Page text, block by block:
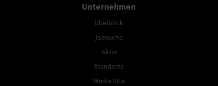
Unternehmen
Überblick
Jobsuche
Aktie
Standorte
Media Site